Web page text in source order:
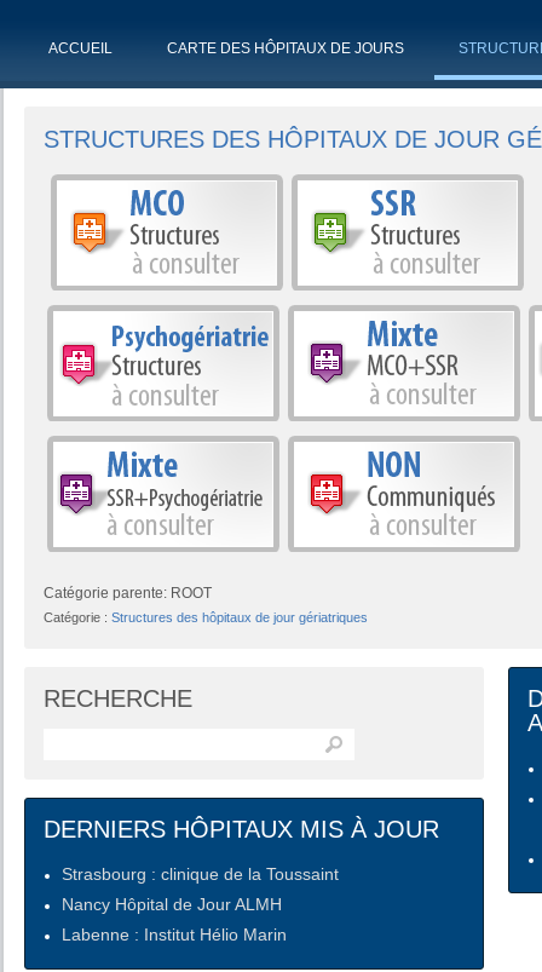
ACCUEIL CARTE DES HÔPITAUX DE JOURS
STRUCTURES DES HÔPITAUX DE JOUR
Catégorie parente: ROOT
Catégorie : Structures des hôpitaux de jour gériatriques
RECHERCHE
DERNIERS HÔPITAUX MIS À JOUR
Strasbourg : clinique de la Toussaint
Nancy Hôpital de Jour ALMH
Labenne : Institut Hélio Marin